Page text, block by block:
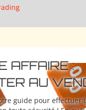
AFFAIRE :
AU
guide pour effectuer